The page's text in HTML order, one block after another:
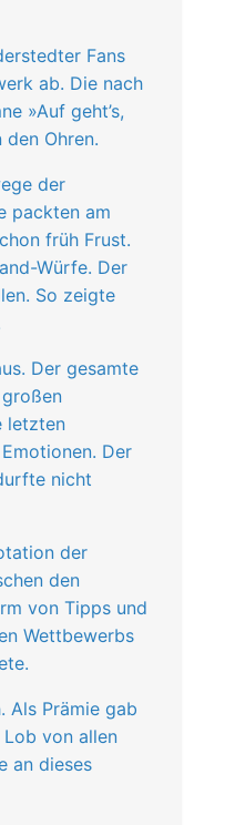
Fans
ab. Die nach
»Auf geht’s,
Ohren.
der
packten am
früh Frust.
Würfe. Der
So zeigte
Der gesamte
letzten
Der
nicht
der
den
von Tipps und
Wettbewerbs
Als Prämie gab
Lob von allen
an dieses